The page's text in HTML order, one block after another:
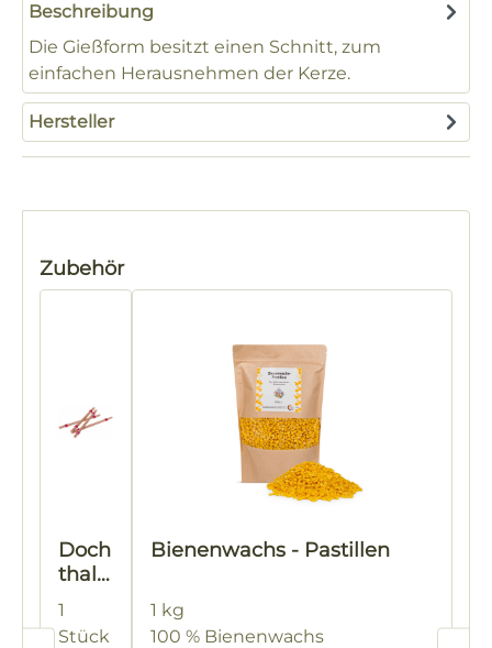
Beschreibung
Die Gießform besitzt einen Schnitt, zum
einfachen Herausnehmen der Kerze.
Hersteller
Produktgalerie überspringen
Zubehör
Doch
thalt
er
aus
1
Stück
Bienenwachs - Pastillen
1 kg
100 % Bienenwachs